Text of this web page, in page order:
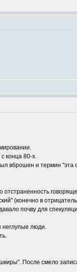
конца 80-х.
вброшен и термин "эта
(конечно в
почву для
неглупые люди.
После смело